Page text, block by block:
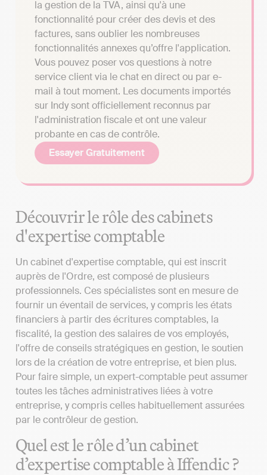
la gestion de la TVA, ainsi qu'à une
fonctionnalité pour créer des devis et des
factures, sans oublier les nombreuses
fonctionnalités annexes qu’offre l'application.
Vous pouvez poser vos questions à notre
service client via le chat en direct ou par e-
mail à tout moment. Les documents importés
sur Indy sont officiellement reconnus par
l'administration fiscale et ont une valeur
probante en cas de contrôle.
Essayer Gratuitement
Découvrir le rôle des cabinets
d'expertise comptable
Un cabinet d'expertise comptable, qui est inscrit
auprès de l'Ordre, est composé de plusieurs
professionnels. Ces spécialistes sont en mesure de
fournir un éventail de services, y compris les états
financiers à partir des écritures comptables, la
fiscalité, la gestion des salaires de vos employés,
l'offre de conseils stratégiques en gestion, le soutien
lors de la création de votre entreprise, et bien plus.
Pour faire simple, un expert-comptable peut assumer
toutes les tâches administratives liées à votre
entreprise, y compris celles habituellement assurées
par le contrôleur de gestion.
Quel est le rôle d’un cabinet
d’expertise comptable à Iffendic ?